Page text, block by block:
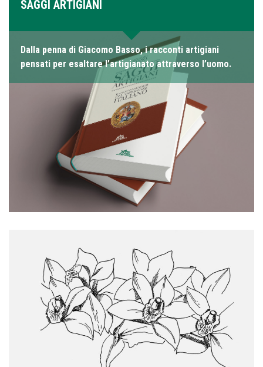
SAGGI ARTIGIANI
Dalla penna di Giacomo Basso, i racconti artigiani
pensati per esaltare l’artigianato attraverso l’uomo.